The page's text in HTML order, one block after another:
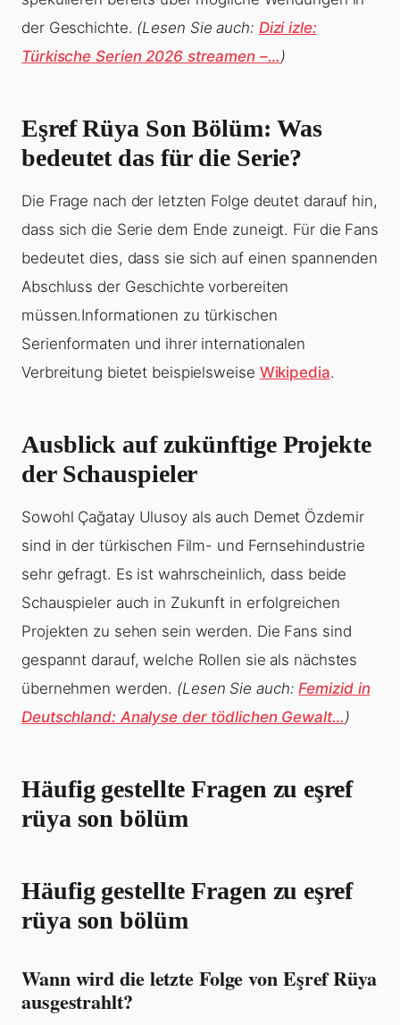
der Geschichte. (Lesen Sie auch: Dizi izle:
Türkische Serien 2026 streamen –…)
Eşref Rüya Son Bölüm: Was
bedeutet das für die Serie?
Die Frage nach der letzten Folge deutet darauf hin,
dass sich die Serie dem Ende zuneigt. Für die Fans
bedeutet dies, dass sie sich auf einen spannenden
Abschluss der Geschichte vorbereiten
müssen.Informationen zu türkischen
Serienformaten und ihrer internationalen
Verbreitung bietet beispielsweise Wikipedia.
Ausblick auf zukünftige Projekte
der Schauspieler
Sowohl Çağatay Ulusoy als auch Demet Özdemir
sind in der türkischen Film- und Fernsehindustrie
sehr gefragt. Es ist wahrscheinlich, dass beide
Schauspieler auch in Zukunft in erfolgreichen
Projekten zu sehen sein werden. Die Fans sind
gespannt darauf, welche Rollen sie als nächstes
übernehmen werden. (Lesen Sie auch:Femizid in
Deutschland: Analyse der tödlichen Gewalt…)
Häufig gestellte Fragen zu eşref
rüya son bölüm
Häufig gestellte Fragen zu eşref
rüya son bölüm
Wann wird die letzte Folge von Eşref Rüya
ausgestrahlt?